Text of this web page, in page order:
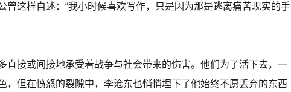
这样自述：“我小时候喜欢写作，只是因为那是逃离痛苦现实的手
接或间接地承受着战争与社会带来的伤害。他们为了活下去，一
但在愤怒的裂隙中，李沧东也悄悄埋下了他始终不愿丢弃的东西